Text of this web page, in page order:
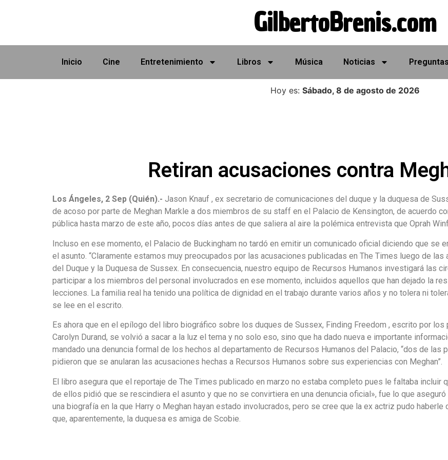
GilbertoBrenis.com
Inicio Cine Entretenimiento Libros Música Noticias
Hoy es: Sábado, 8 de agosto de 2026
Retiran acusaciones contra
Los Ángeles, 2 Sep (Quién).- Jason Knauf , ex secretario de comunicaciones del duque y la duquesa de
de acoso por parte de Meghan Markle a dos miembros de su staff en el Palacio de Kensington, de acuerdo
pública hasta marzo de este año, pocos días antes de que saliera al aire la polémica entrevista que Oprah
Incluso en ese momento, el Palacio de Buckingham no tardó en emitir un comunicado oficial diciendo que se
el asunto. “Claramente estamos muy preocupados por las acusaciones publicadas en The Times luego de
del Duque y la Duquesa de Sussex. En consecuencia, nuestro equipo de Recursos Humanos investigará las
participar a los miembros del personal involucrados en ese momento, incluidos aquellos que han dejado la
lecciones. La familia real ha tenido una política de dignidad en el trabajo durante varios años y no tolera ni
se lee en el escrito.
Es ahora que en el epílogo del libro biográfico sobre los duques de Sussex, Finding Freedom , escrito por
Carolyn Durand, se volvió a sacar a la luz el tema y no solo eso, sino que ha dado nueva e importante
mandado una denuncia formal de los hechos al departamento de Recursos Humanos del Palacio, “dos de
pidieron que se anularan las acusaciones hechas a Recursos Humanos sobre sus experiencias con Meghan”.
El libro asegura que el reportaje de The Times publicado en marzo no estaba completo pues le faltaba incluir
de ellos pidió que se rescindiera el asunto y que no se convirtiera en una denuncia oficial», fue lo que
una biografía en la que Harry o Meghan hayan estado involucrados, pero se cree que la ex actriz pudo
que, aparentemente, la duquesa es amiga de Scobie.